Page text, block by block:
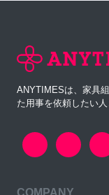
ANYTIMESは、家具
た用事を依頼したい